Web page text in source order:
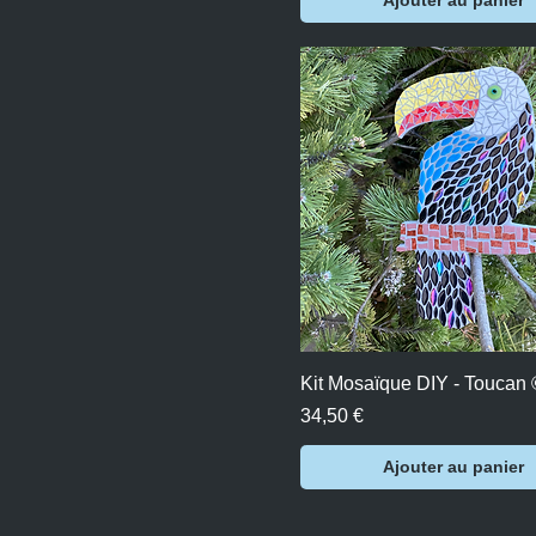
Aperçu rapide
Kit Mosaïque DIY - Toucan
Prix
34,50 €
Ajouter au panier